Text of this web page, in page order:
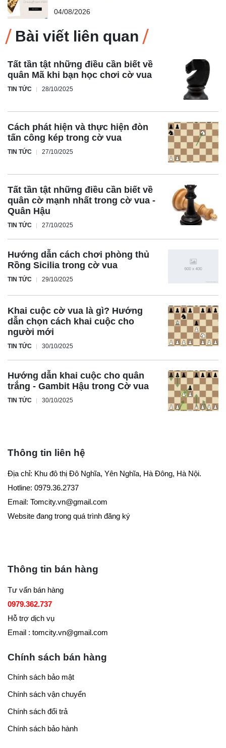
04/08/2026
Bài viết liên quan
Tất tần tật những điều cần biết về
quân Mã khi bạn học chơi cờ vua
TIN TỨC 28/10/2025
Cách phát hiện và thực hiện đòn
tấn công kép trong cờ vua
TIN TỨC 27/10/2025
Tất tần tật những điều cần biết về
quân cờ mạnh nhất trong cờ vua -
Quân Hậu
TIN TỨC 27/10/2025
Hướng dẫn cách chơi phòng thủ
Rồng Sicilia trong cờ vua
TIN TỨC 29/10/2025
Khai cuộc cờ vua là gì? Hướng
dẫn chọn cách khai cuộc cho
người mới
TIN TỨC 30/10/2025
Hướng dẫn khai cuộc cho quân
trắng - Gambit Hậu trong Cờ vua
TIN TỨC 30/10/2025
Thông tin liên hệ
Địa chỉ: Khu đô thị Đô Nghĩa, Yên Nghĩa, Hà Đông, Hà Nội.
Hotline: 0979.36.2737
Email: Tomcity.vn@gmail.com
Website đang trong quá trình đăng ký
Thông tin bán hàng
Tư vấn bán hàng
0979.362.737
Hỗ trợ dịch vụ
Email : tomcity.vn@gmail.com
Chính sách bán hàng
Chính sách bảo mật
Chính sách vận chuyển
Chính sách đổi trả
Chính sách bảo hành